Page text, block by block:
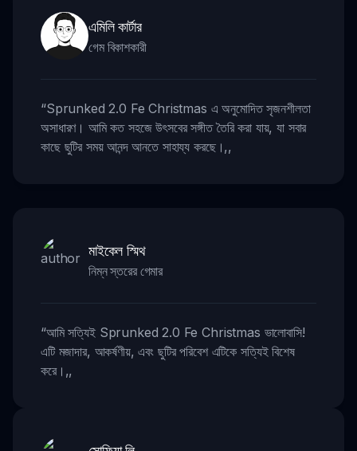
এমিলি কার্টার
গেম বিকাশকারী
“Sprunked 2.0 Fe Christmas এ অনুমোদিত সৃজনশীলতা
অসাধারণ। আমি কত সহজে উৎসবের সঙ্গীত তৈরি করা যায়, যা সবার
কাছে ছুটির সময় আনন্দ আনতে সাহায্য করছে। ,,
মাইকেল স্মিথ
নিম্ন স্তরের গেমার
“আমি সত্যিই Sprunked 2.0 Fe Christmas ভালোবাসি!
এটি মজাদার, আকর্ষণীয়, এবং ছুটির পরিবেশ এটিকে সত্যিই বিশেষ
করে। ,,